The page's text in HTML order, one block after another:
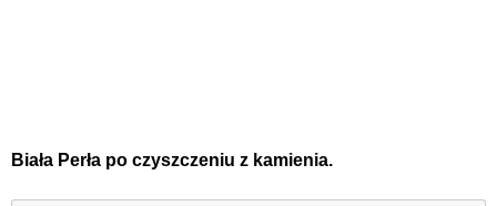
Biała Perła po czyszczeniu z kamienia.